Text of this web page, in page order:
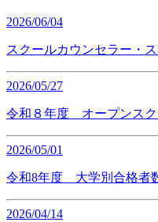
2026/06/04
スクールカウンセラー・
2026/05/27
令和８年度 オープンスク
2026/05/01
令和8年度 大学別合格者
2026/04/14